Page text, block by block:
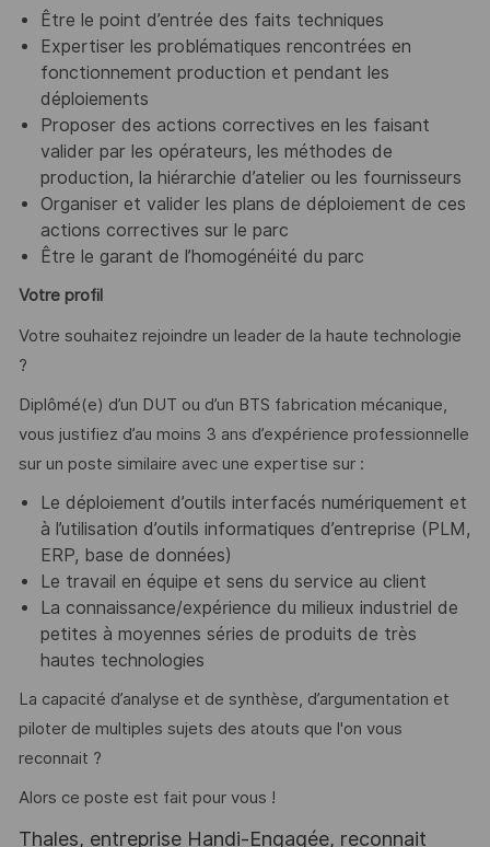
Être le point d’entrée des faits techniques
Expertiser les problématiques rencontrées en
fonctionnement production et pendant les
déploiements
Proposer des actions correctives en les faisant
valider par les opérateurs, les méthodes de
production, la hiérarchie d’atelier ou les fournisseurs
Organiser et valider les plans de déploiement de ces
actions correctives sur le parc
Être le garant de l’homogénéité du parc
Votre profil
Votre souhaitez rejoindre un leader de la haute technologie
?
Diplômé(e) d’un DUT ou d’un BTS fabrication mécanique,
vous justifiez d’au moins 3 ans d’expérience professionnelle
sur un poste similaire avec une expertise sur :
Le déploiement d’outils interfacés numériquement et
à l’utilisation d’outils informatiques d’entreprise (PLM,
ERP, base de données)
Le travail en équipe et sens du service au client
La connaissance/expérience du milieux industriel de
petites à moyennes séries de produits de très
hautes technologies
La capacité d’analyse et de synthèse, d’argumentation et
piloter de multiples sujets des atouts que l'on vous
reconnait ?
Alors ce poste est fait pour vous !
Thales, entreprise Handi-Engagée, reconnait